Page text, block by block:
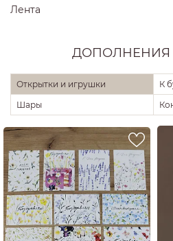
Лента
ДОПОЛНЕНИЯ
Открытки и игрушки
К
Шары